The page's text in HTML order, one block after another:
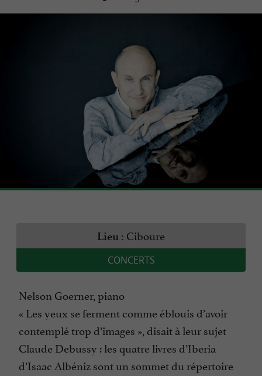
Lieu : Ciboure
CONCERTS
Nelson Goerner, piano
« Les yeux se ferment comme éblouis d’avoir
contemplé trop d’images », disait à leur sujet
Claude Debussy : les quatre livres d’Iberia
d’Isaac Albéniz sont un sommet du répertoire